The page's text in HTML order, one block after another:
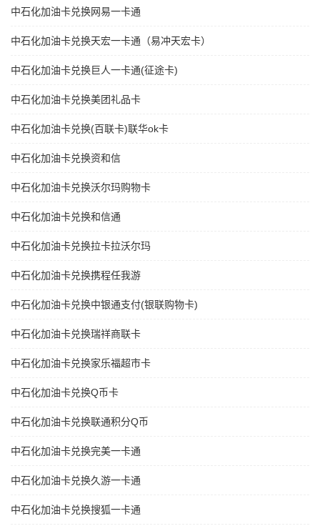
中石化加油卡兑换网易一卡通
中石化加油卡兑换天宏一卡通（易冲天宏卡）
中石化加油卡兑换巨人一卡通(征途卡)
中石化加油卡兑换美团礼品卡
中石化加油卡兑换(百联卡)联华ok卡
中石化加油卡兑换资和信
中石化加油卡兑换沃尔玛购物卡
中石化加油卡兑换和信通
中石化加油卡兑换拉卡拉沃尔玛
中石化加油卡兑换携程任我游
中石化加油卡兑换中银通支付(银联购物卡)
中石化加油卡兑换瑞祥商联卡
中石化加油卡兑换家乐福超市卡
中石化加油卡兑换Q币卡
中石化加油卡兑换联通积分Q币
中石化加油卡兑换完美一卡通
中石化加油卡兑换久游一卡通
中石化加油卡兑换搜狐一卡通